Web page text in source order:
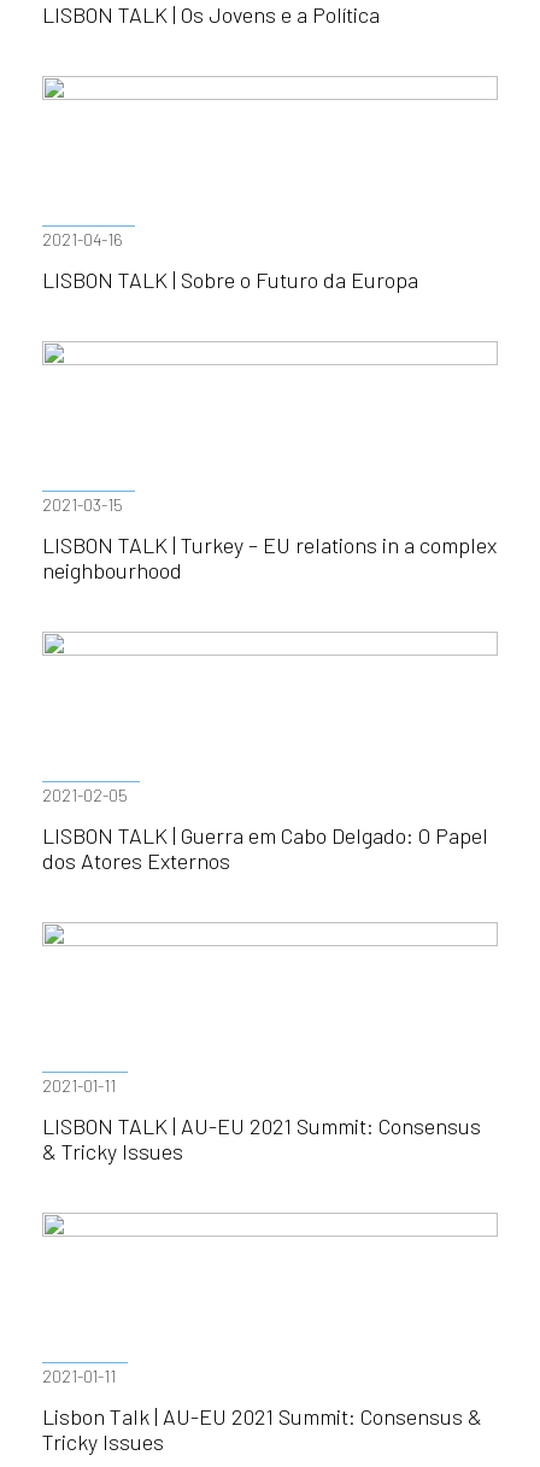
LISBON TALK | Os Jovens e a Política
2021-04-16
LISBON TALK | Sobre o Futuro da Europa
2021-03-15
LISBON TALK | Turkey – EU relations in a complex
neighbourhood
2021-02-05
LISBON TALK | Guerra em Cabo Delgado: O Papel
dos Atores Externos
2021-01-11
LISBON TALK | AU-EU 2021 Summit: Consensus
& Tricky Issues
2021-01-11
Lisbon Talk | AU-EU 2021 Summit: Consensus &
Tricky Issues